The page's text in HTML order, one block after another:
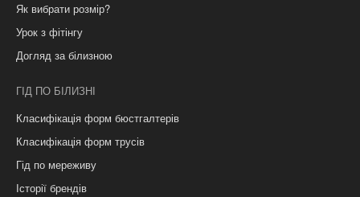
Як вибрати розмір?
Урок з фітінгу
Догляд за білизною
ГІД ПО БІЛИЗНІ
Класифікація форм бюстгалтерів
Класифікація форм трусів
Гід по мереживу
Історії брендів